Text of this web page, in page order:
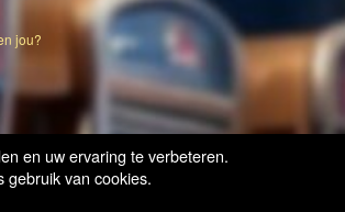
en uw ervaring te verbeteren.
gebruik van cookies.
jou?